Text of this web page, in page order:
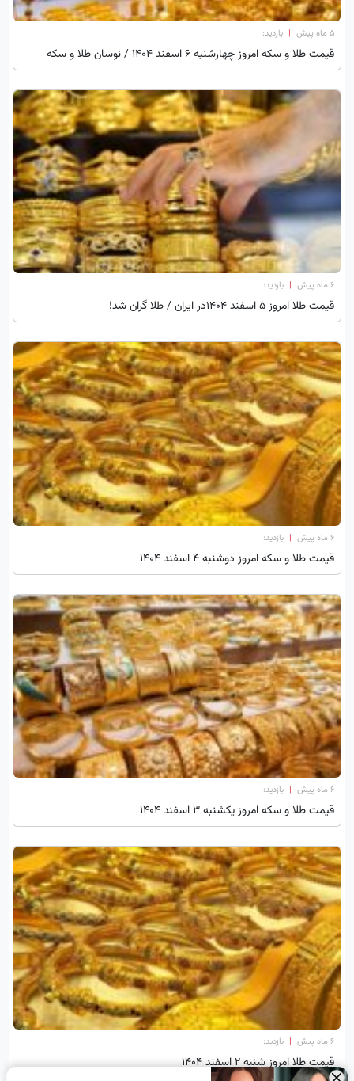
۵ ماه پیش | بازدید:
قیمت طلا و سکه امروز چهارشنبه ۶ اسفند ۱۴۰۴ / نوسان طلا و سکه
۶ ماه پیش | بازدید:
قیمت طلا امروز ۵ اسفند 1404در ایران / طلا گران شد!
۶ ماه پیش | بازدید:
قیمت طلا و سکه امروز دوشنبه 4 اسفند 1404
۶ ماه پیش | بازدید:
قیمت طلا و سکه امروز یکشنبه ۳ اسفند ۱۴۰۴
۶ ماه پیش | بازدید:
قیمت طلا امروز شنبه 2 اسفند 1404
×